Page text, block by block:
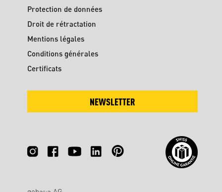
Protection de données
Droit de rétractation
Mentions légales
Conditions générales
Certificats
NEWSLETTER